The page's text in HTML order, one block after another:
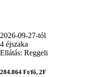
2026-09-27-tól
4 éjszaka
Ellátás: Reggeli
284.864 Ft/fő, 2F